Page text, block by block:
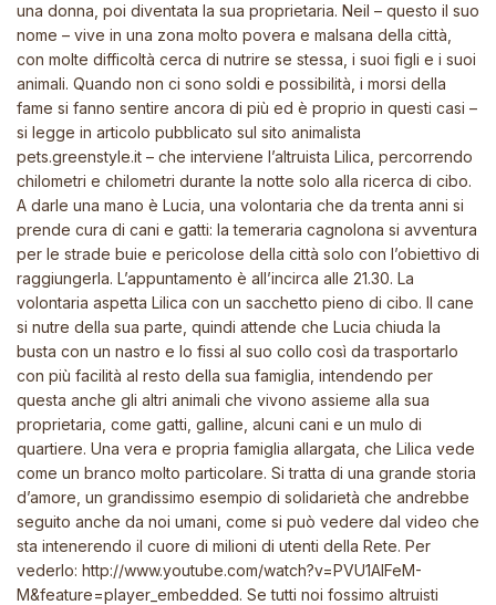
una donna, poi diventata la sua proprietaria. Neil – questo il suo
nome – vive in una zona molto povera e malsana della città,
con molte difficoltà cerca di nutrire se stessa, i suoi figli e i suoi
animali. Quando non ci sono soldi e possibilità, i morsi della
fame si fanno sentire ancora di più ed è proprio in questi casi –
si legge in articolo pubblicato sul sito animalista
pets.greenstyle.it – che interviene l’altruista Lilica, percorrendo
chilometri e chilometri durante la notte solo alla ricerca di cibo.
A darle una mano è Lucia, una volontaria che da trenta anni si
prende cura di cani e gatti: la temeraria cagnolona si avventura
per le strade buie e pericolose della città solo con l’obiettivo di
raggiungerla. L’appuntamento è all’incirca alle 21.30. La
volontaria aspetta Lilica con un sacchetto pieno di cibo. Il cane
si nutre della sua parte, quindi attende che Lucia chiuda la
busta con un nastro e lo fissi al suo collo così da trasportarlo
con più facilità al resto della sua famiglia, intendendo per
questa anche gli altri animali che vivono assieme alla sua
proprietaria, come gatti, galline, alcuni cani e un mulo di
quartiere. Una vera e propria famiglia allargata, che Lilica vede
come un branco molto particolare. Si tratta di una grande storia
d’amore, un grandissimo esempio di solidarietà che andrebbe
seguito anche da noi umani, come si può vedere dal video che
sta intenerendo il cuore di milioni di utenti della Rete. Per
vederlo: http://www.youtube.com/watch?v=PVU1AIFeM-
M&feature=player_embedded. Se tutti noi fossimo altruisti